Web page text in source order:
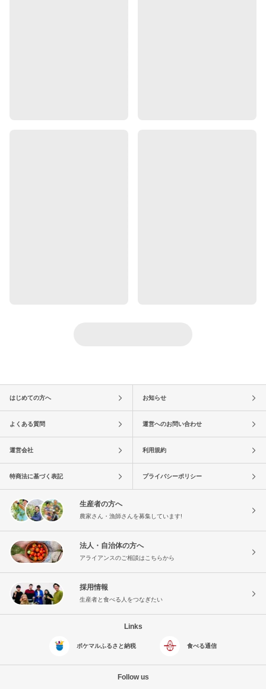
はじめての方へ お知らせ
よくある質問 運営へのお問い合わせ
運営会社 利用規約
特商法に基づく表記 プライバシーポリシー
生産者の方へ
農家さん・漁師さんを募集しています!
法人・自治体の方へ
アライアンスのご相談はこちらから
採用情報
生産者と食べる人をつなぎたい
Links
ポケマルふるさと納税 食べる通信
Follow us